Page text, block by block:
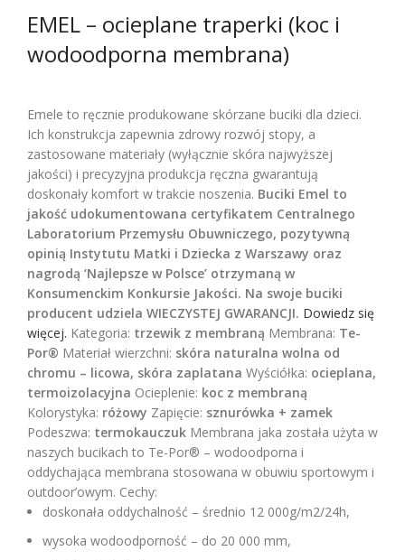
EMEL – ocieplane traperki (koc i
wodoodporna membrana)
Emele to ręcznie produkowane skórzane buciki dla dzieci.
Ich konstrukcja zapewnia zdrowy rozwój stopy, a
zastosowane materiały (wyłącznie skóra najwyższej
jakości) i precyzyjna produkcja ręczna gwarantują
doskonały komfort w trakcie noszenia. Buciki Emel to
jakość udokumentowana certyfikatem Centralnego
Laboratorium Przemysłu Obuwniczego, pozytywną
opinią Instytutu Matki i Dziecka z Warszawy oraz
nagrodą ‘Najlepsze w Polsce’ otrzymaną w
Konsumenckim Konkursie Jakości. Na swoje buciki
producent udziela WIECZYSTEJ GWARANCJI. Dowiedz się
więcej. Kategoria: trzewik z membraną Membrana: Te-
Por® Materiał wierzchni: skóra naturalna wolna od
chromu – licowa, skóra zaplatana Wyściółka: ocieplana,
termoizolacyjna Ocieplenie: koc z membraną
Kolorystyka: różowy Zapięcie: sznurówka + zamek
Podeszwa: termokauczuk Membrana jaka została użyta w
naszych bucikach to Te-Por® – wodoodporna i
oddychająca membrana stosowana w obuwiu sportowym i
outdoor’owym. Cechy:
doskonała oddychalność – średnio 12 000g/m2/24h,
wysoka wodoodporność – do 20 000 mm,